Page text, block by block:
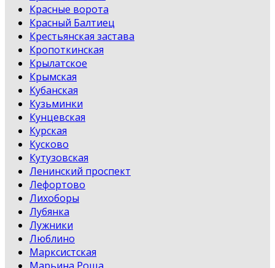
Красные ворота
Красный Балтиец
Крестьянская застава
Кропоткинская
Крылатское
Крымская
Кубанская
Кузьминки
Кунцевская
Курская
Кусково
Кутузовская
Ленинский проспект
Лефортово
Лихоборы
Лубянка
Лужники
Люблино
Марксистская